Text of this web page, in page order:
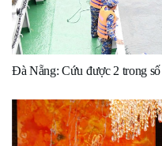
Đà Nẵng: Cứu được 2 trong